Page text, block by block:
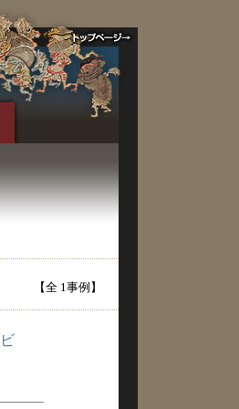
【全 1事例】